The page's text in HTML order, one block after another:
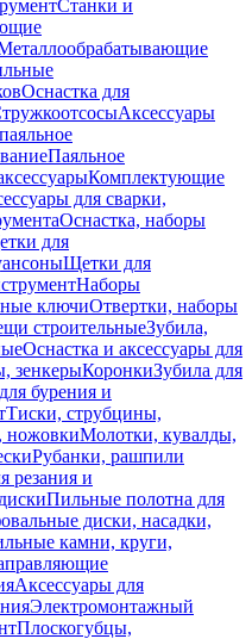
Станки и
Оснастка для
Аксессуары
Паяльное
Комплектующие
для сварки,
Оснастка, наборы
для
Щетки для
Наборы
ключиОтвертки, наборы
строительныеЗубила,
Оснастка и аксессуары для
зенкерыКоронкиЗубила для
бурения и
Тиски, струбцины,
ножовкиМолотки, кувалды,
Рубанки, рашпили
резания и
Пильные полотна для
диски, насадки,
камни, круги,
Аксессуары для
Электромонтажный
Плоскогубцы,